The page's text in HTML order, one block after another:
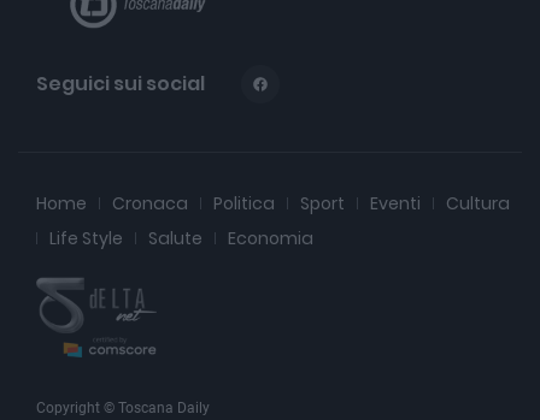
Seguici sui social
Home Cronaca Politica Sport Eventi
Cultura
Life Style
Salute Economia
Copyright © Toscana Daily